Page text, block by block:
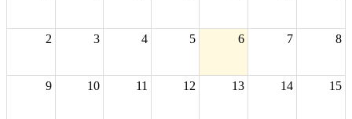
2 3 4 5 6 7 8
9 10 11 12 13 14 15